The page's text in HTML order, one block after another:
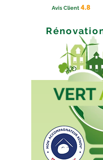
Avis Client 4.8